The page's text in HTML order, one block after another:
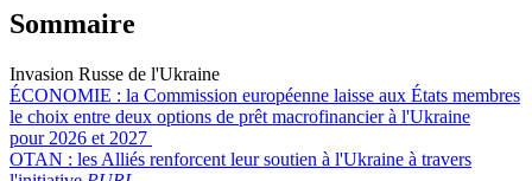
Sommaire
Invasion Russe de l'Ukraine
ÉCONOMIE : la Commission européenne laisse aux États membres
le choix entre deux options de prêt macrofinancier à l'Ukraine
pour 2026 et 2027
OTAN : les Alliés renforcent leur soutien à l'Ukraine à travers